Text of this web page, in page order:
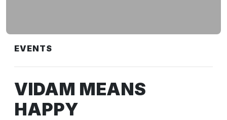
EVENTS
VIDAM MEANS
HAPPY